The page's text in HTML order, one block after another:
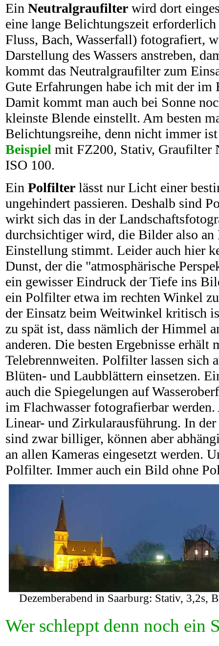
Ein Neutralgraufilter wird dort
eine lange Belichtungszeit
Fluss, Bach, Wasserfall) fotografiert,
Darstellung des Wassers anstreben,
kommt das Neutralgraufilter zum
Gute Erfahrungen habe ich mit der im
Damit kommt man auch bei Sonne
kleinste Blende einstellt. Am besten
Belichtungsreihe, denn nicht immer
Beispiel mit FZ200, Stativ, Graufilter
ISO 100.
Ein Polfilter lässt nur Licht einer
ungehindert passieren. Deshalb sind
wirkt sich das in der
durchsichtiger wird, die Bilder also
Einstellung stimmt. Leider auch hier
Dunst, der die "atmosphärische
ein gewisser Eindruck der Tiefe ins
ein Polfilter etwa im rechten Winkel
der Einsatz beim Weitwinkel kritisch
zu spät ist, dass nämlich der Himmel
anderen. Die besten Ergebnisse erhält
Telebrennweiten. Polfilter lassen sich
Blüten- und Laubblättern einsetzen.
auch die Spiegelungen auf
im Flachwasser fotografierbar
Linear- und Zirkularausführung. In
sind zwar billiger, können aber
an allen Kameras eingesetzt werden.
Polfilter. Immer auch ein Bild ohne
Dezemberabend in Saarburg: Stativ,
Wer schleppt denn noch ein